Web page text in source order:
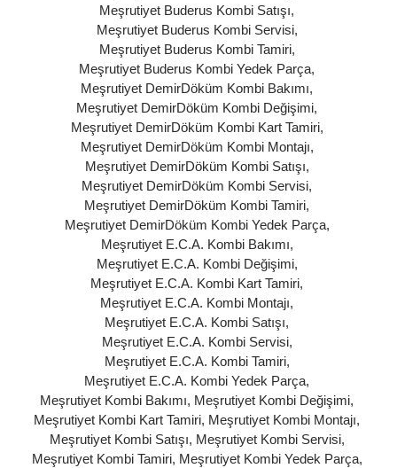
Meşrutiyet Buderus Kombi Satışı,
Meşrutiyet Buderus Kombi Servisi,
Meşrutiyet Buderus Kombi Tamiri,
Meşrutiyet Buderus Kombi Yedek Parça,
Meşrutiyet DemirDöküm Kombi Bakımı,
Meşrutiyet DemirDöküm Kombi Değişimi,
Meşrutiyet DemirDöküm Kombi Kart Tamiri,
Meşrutiyet DemirDöküm Kombi Montajı,
Meşrutiyet DemirDöküm Kombi Satışı,
Meşrutiyet DemirDöküm Kombi Servisi,
Meşrutiyet DemirDöküm Kombi Tamiri,
Meşrutiyet DemirDöküm Kombi Yedek Parça,
Meşrutiyet E.C.A. Kombi Bakımı,
Meşrutiyet E.C.A. Kombi Değişimi,
Meşrutiyet E.C.A. Kombi Kart Tamiri,
Meşrutiyet E.C.A. Kombi Montajı,
Meşrutiyet E.C.A. Kombi Satışı,
Meşrutiyet E.C.A. Kombi Servisi,
Meşrutiyet E.C.A. Kombi Tamiri,
Meşrutiyet E.C.A. Kombi Yedek Parça,
Meşrutiyet Kombi Bakımı, Meşrutiyet Kombi Değişimi,
Meşrutiyet Kombi Kart Tamiri, Meşrutiyet Kombi Montajı,
Meşrutiyet Kombi Satışı, Meşrutiyet Kombi Servisi,
Meşrutiyet Kombi Tamiri, Meşrutiyet Kombi Yedek Parça,